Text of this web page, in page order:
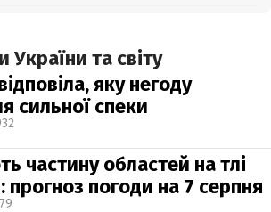
та світу
яку негоду
сильної спеки
частину областей на тлі
прогноз погоди на 7 серпня